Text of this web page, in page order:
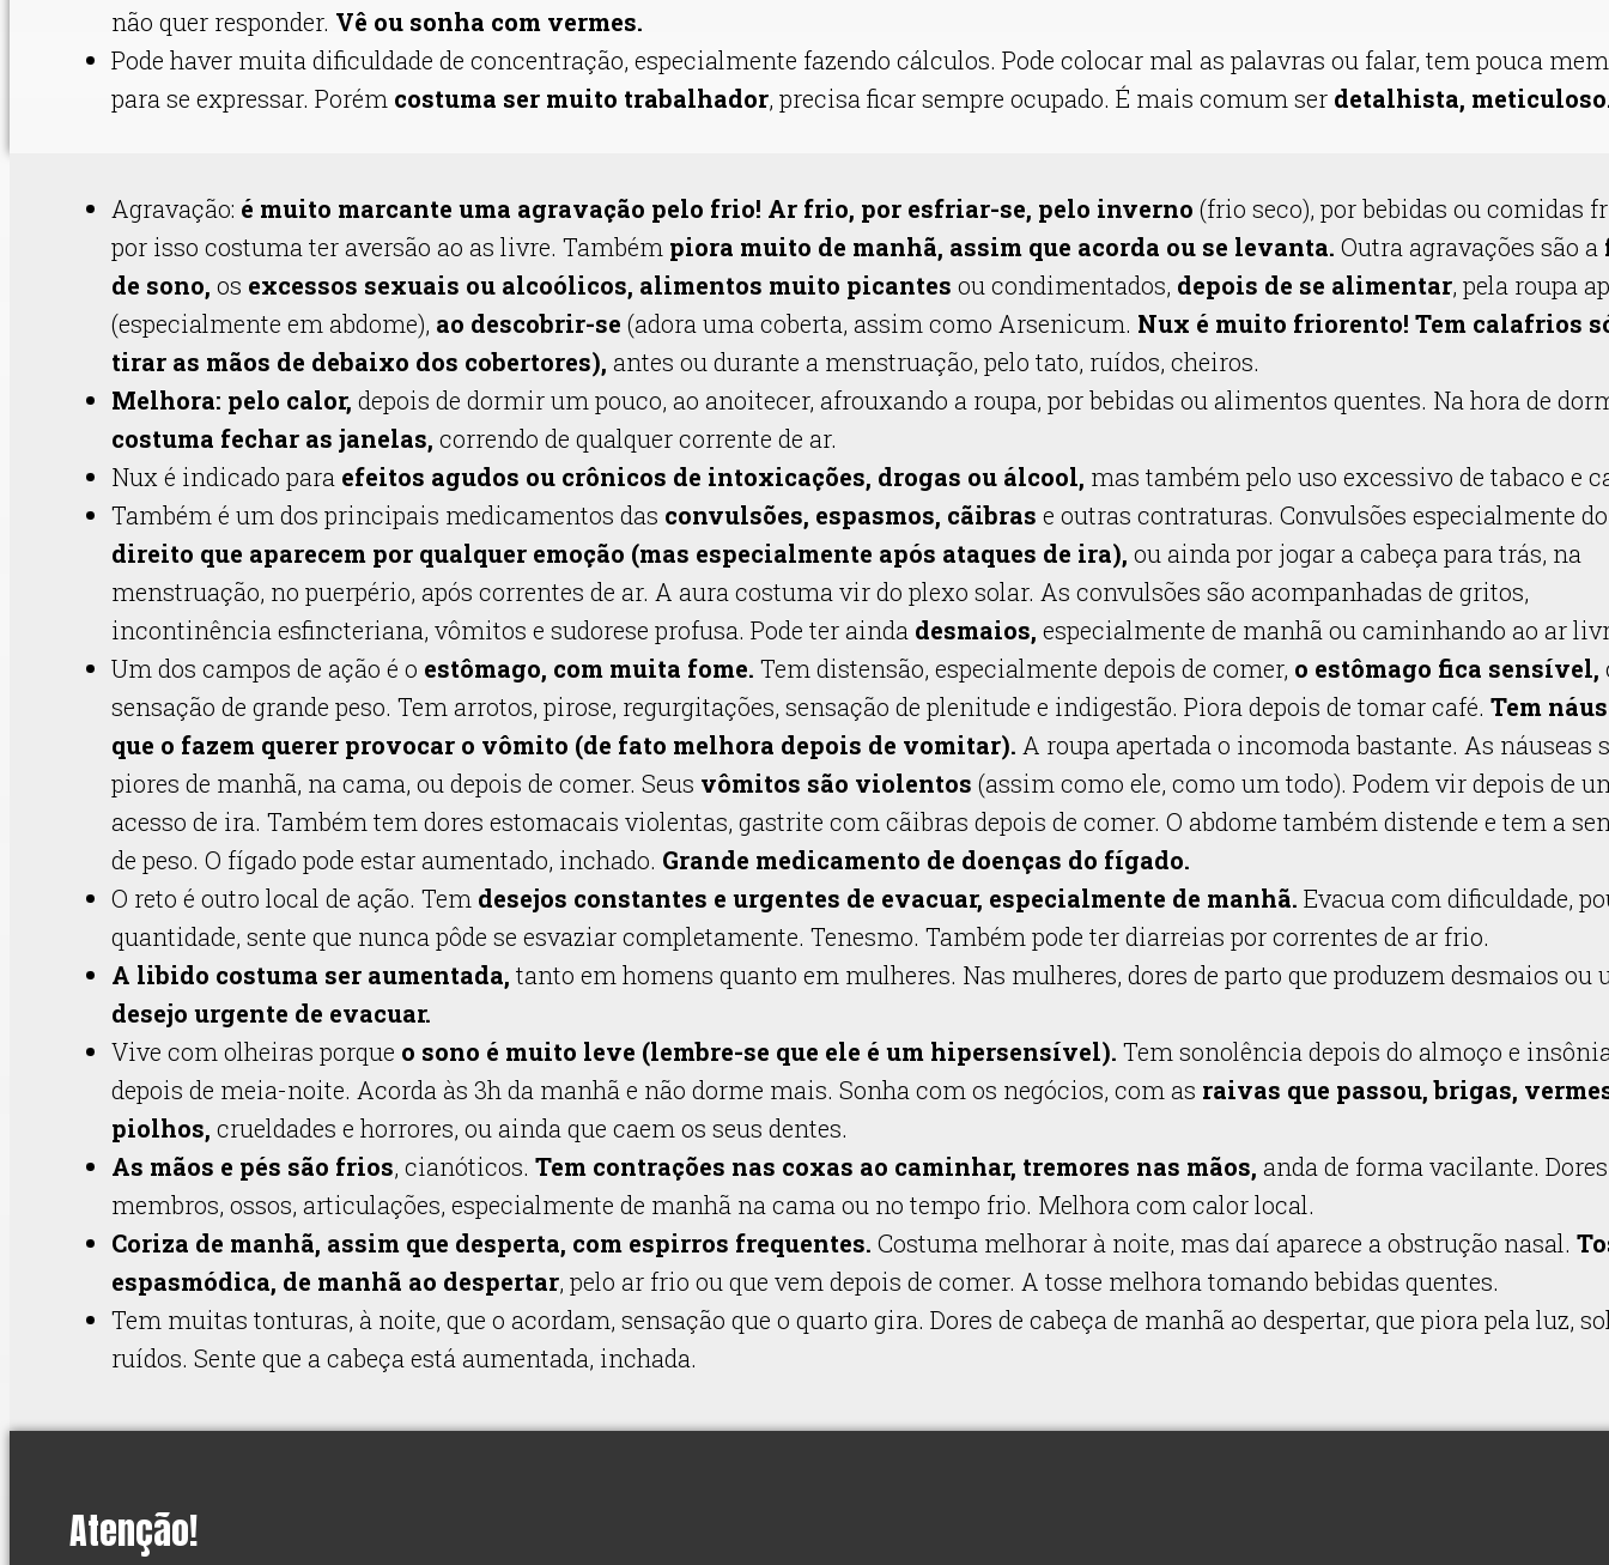
não quer responder. Vê ou sonha com vermes.
Pode haver muita dificuldade de concentração, especialmente fazendo cálculos. Pode colocar mal as palavras ou falar, tem pouca
para se expressar. Porém costuma ser muito trabalhador, precisa ficar sempre ocupado. É mais comum ser detalhista,
Agravação: é muito marcante uma agravação pelo frio! Ar frio, por esfriar-se, pelo inverno (frio seco), por bebidas ou comidas
por isso costuma ter aversão ao as livre. Também piora muito de manhã, assim que acorda ou se levanta. Outra agravações são a
de sono, os excessos sexuais ou alcoólicos, alimentos muito picantes ou condimentados, depois de se alimentar, pela roupa
(especialmente em abdome), ao descobrir-se (adora uma coberta, assim como Arsenicum. Nux é muito friorento! Tem calafrios
tirar as mãos de debaixo dos cobertores), antes ou durante a menstruação, pelo tato, ruídos, cheiros.
Melhora: pelo calor, depois de dormir um pouco, ao anoitecer, afrouxando a roupa, por bebidas ou alimentos quentes. Na hora de
costuma fechar as janelas, correndo de qualquer corrente de ar.
Nux é indicado para efeitos agudos ou crônicos de intoxicações, drogas ou álcool, mas também pelo uso excessivo de tabaco e
Também é um dos principais medicamentos das convulsões, espasmos, cãibras e outras contraturas. Convulsões especialmente
direito que aparecem por qualquer emoção (mas especialmente após ataques de ira), ou ainda por jogar a cabeça para trás, na
menstruação, no puerpério, após correntes de ar. A aura costuma vir do plexo solar. As convulsões são acompanhadas de gritos,
incontinência esfincteriana, vômitos e sudorese profusa. Pode ter ainda desmaios, especialmente de manhã ou caminhando ao ar
Um dos campos de ação é o estômago, com muita fome. Tem distensão, especialmente depois de comer, o estômago fica sensível,
sensação de grande peso. Tem arrotos, pirose, regurgitações, sensação de plenitude e indigestão. Piora depois de tomar café. Tem
que o fazem querer provocar o vômito (de fato melhora depois de vomitar). A roupa apertada o incomoda bastante. As náuseas
piores de manhã, na cama, ou depois de comer. Seus vômitos são violentos (assim como ele, como um todo). Podem vir depois de
acesso de ira. Também tem dores estomacais violentas, gastrite com cãibras depois de comer. O abdome também distende e tem a
de peso. O fígado pode estar aumentado, inchado. Grande medicamento de doenças do fígado.
O reto é outro local de ação. Tem desejos constantes e urgentes de evacuar, especialmente de manhã. Evacua com dificuldade,
quantidade, sente que nunca pôde se esvaziar completamente. Tenesmo. Também pode ter diarreias por correntes de ar frio.
A libido costuma ser aumentada, tanto em homens quanto em mulheres. Nas mulheres, dores de parto que produzem desmaios ou
desejo urgente de evacuar.
Vive com olheiras porque o sono é muito leve (lembre-se que ele é um hipersensível). Tem sonolência depois do almoço e
depois de meia-noite. Acorda às 3h da manhã e não dorme mais. Sonha com os negócios, com as raivas que passou, brigas,
piolhos, crueldades e horrores, ou ainda que caem os seus dentes.
As mãos e pés são frios, cianóticos. Tem contrações nas coxas ao caminhar, tremores nas mãos, anda de forma vacilante.
membros, ossos, articulações, especialmente de manhã na cama ou no tempo frio. Melhora com calor local.
Coriza de manhã, assim que desperta, com espirros frequentes. Costuma melhorar à noite, mas daí aparece a obstrução nasal.
espasmódica, de manhã ao despertar, pelo ar frio ou que vem depois de comer. A tosse melhora tomando bebidas quentes.
Tem muitas tonturas, à noite, que o acordam, sensação que o quarto gira. Dores de cabeça de manhã ao despertar, que piora pela luz,
ruídos. Sente que a cabeça está aumentada, inchada.
Atenção!